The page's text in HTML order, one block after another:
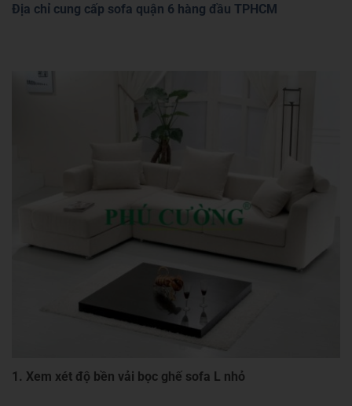
Địa chỉ cung cấp sofa quận 6 hàng đầu TPHCM
1. Xem xét độ bền vải bọc ghế sofa L nhỏ